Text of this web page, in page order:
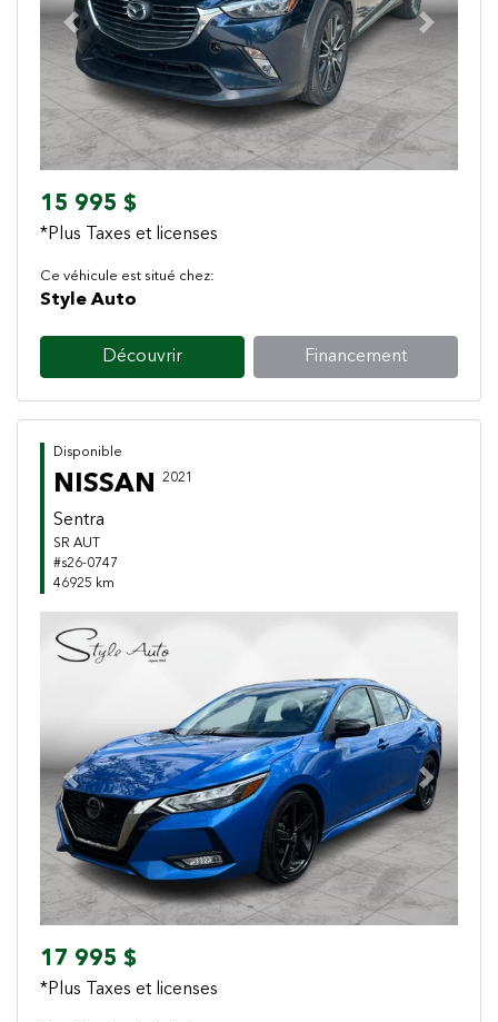
Previous Next
15 995 $
*Plus Taxes et licenses
Ce véhicule est situé chez:
Style Auto
Découvrir Financement
Disponible
NISSAN 2021
Sentra
SR AUT
#s26-0747
46925 km
Previous Next
17 995 $
*Plus Taxes et licenses